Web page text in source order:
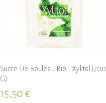
Sucre De Bouleau Bio - Xylitol (700
G)
15,50 €